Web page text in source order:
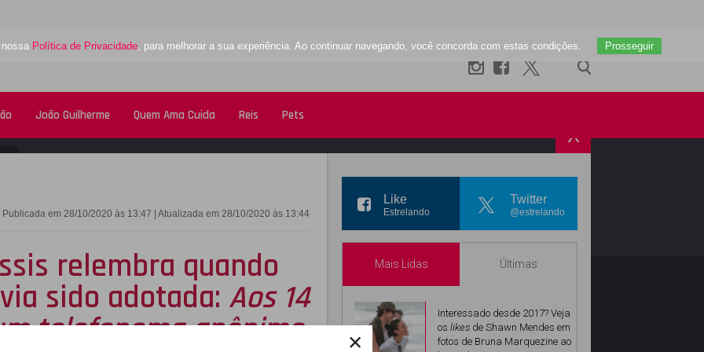
×
Política de Privacidade, para melhorar a sua experiência. Ao continuar navegando, você concorda com estas condições. Prosseguir
João Guilherme Quem Ama Cuida Reis Pets
X
Publicada em 28/10/2020 às 13:47 | Atualizada em 28/10/2020 às 13:44
relembra quando
sido adotada: Aos 14
telefonema anônimo
Like
Estrelando
Twitter
@estrelando
Mais Lidas Últimas
Interessado desde 2017? Veja
os likes de Shawn Mendes em
fotos de Bruna Marquezine ao
INSTAGRAM